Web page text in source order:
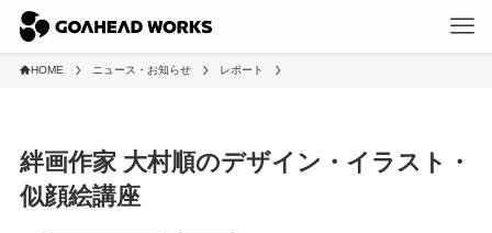
HOME ニュース・お知らせ レポート
絆画作家 大村順のデザイン・イラスト・
似顔絵講座